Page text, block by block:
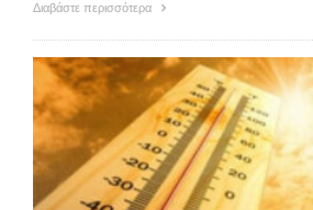
Διαβάστε περισσότερα